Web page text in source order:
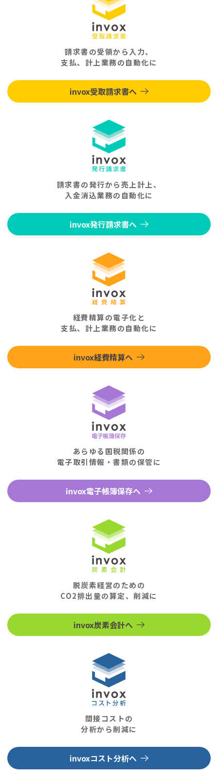
請求書の受領から入力、
支払、計上業務の自動化に
invox受取請求書へ
請求書の発行から売上計上、
入金消込業務の自動化に
invox発行請求書へ
経費精算の電子化と
支払、計上業務の自動化に
invox経費精算へ
あらゆる国税関係の
電子取引情報・書類の保管に
invox電子帳簿保存へ
脱炭素経営のための
CO2排出量の算定、削減に
invox炭素会計へ
間接コストの
分析から削減に
invoxコスト分析へ